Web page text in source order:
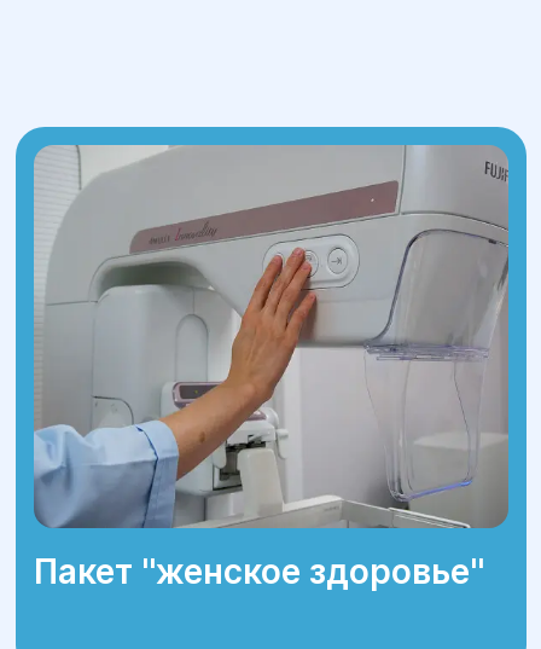
Пакет ''женское здоровье''